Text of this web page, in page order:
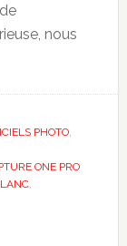
nous
PHOTO,
ONE PRO
,